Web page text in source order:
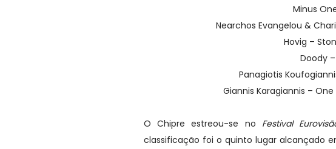
Minus
Nearchos Evangelou &
Hovig –
Doody
Panagiotis
Giannis Karagiannis –
O Chipre estreou-se no Festival
classificação foi o quinto lugar alcançado